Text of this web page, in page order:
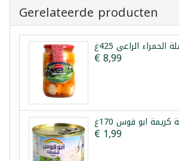
Gerelateerde producten
€ 8,99
ابو قوس 170غ
€ 1,99